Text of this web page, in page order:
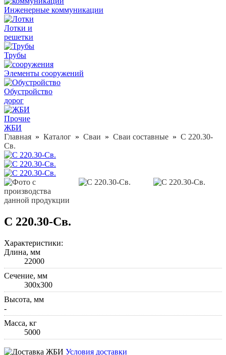
Инженерные коммуникации
Лотки и
решетки
Трубы
Элементы сооружений
Обустройство
дорог
Прочие
ЖБИ
Главная » Каталог » Сваи » Сваи составные » C 220.30-
Св.
C 220.30-Св.
Характеристики:
Длина, мм
22000
Cечение, мм
300х300
Высота, мм
-
Масса, кг
5000
Условия доставки